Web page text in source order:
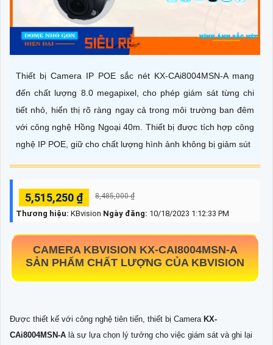
Thiết bị Camera IP POE sắc nét KX-CAi8004MSN-A mang
đến chất lượng 8.0 megapixel, cho phép giám sát từng chi
tiết nhỏ, hiển thị rõ ràng ngay cả trong môi trường ban đêm
với công nghệ Hồng Ngoại 40m. Thiết bị được tích hợp công
nghệ IP POE, giữ cho chất lượng hình ảnh không bị giảm sút
5,515,250 ₫ 8,485,000 ₫
Thương hiệu: KBvision Ngày đăng: 10/18/2023 1:12:33 PM
CAMERA KBVISION KX-CAI8004MSN-A
SẢN PHẨM CHẤT LƯỢNG CỦA KBVISION
Được thiết kế với công nghệ tiên tiến, thiết bị Camera KX-
CAi8004MSN-A là sự lựa chọn lý tưởng cho việc giám sát và ghi lại